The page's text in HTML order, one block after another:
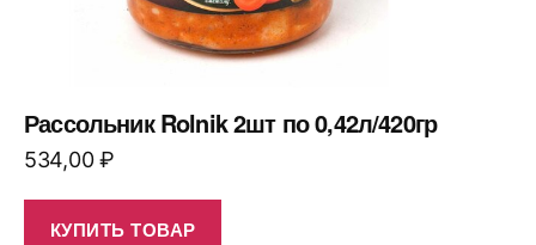
Рассольник Rolnik 2шт по 0,42л/420гр
534,00₽
КУПИТЬ ТОВАР